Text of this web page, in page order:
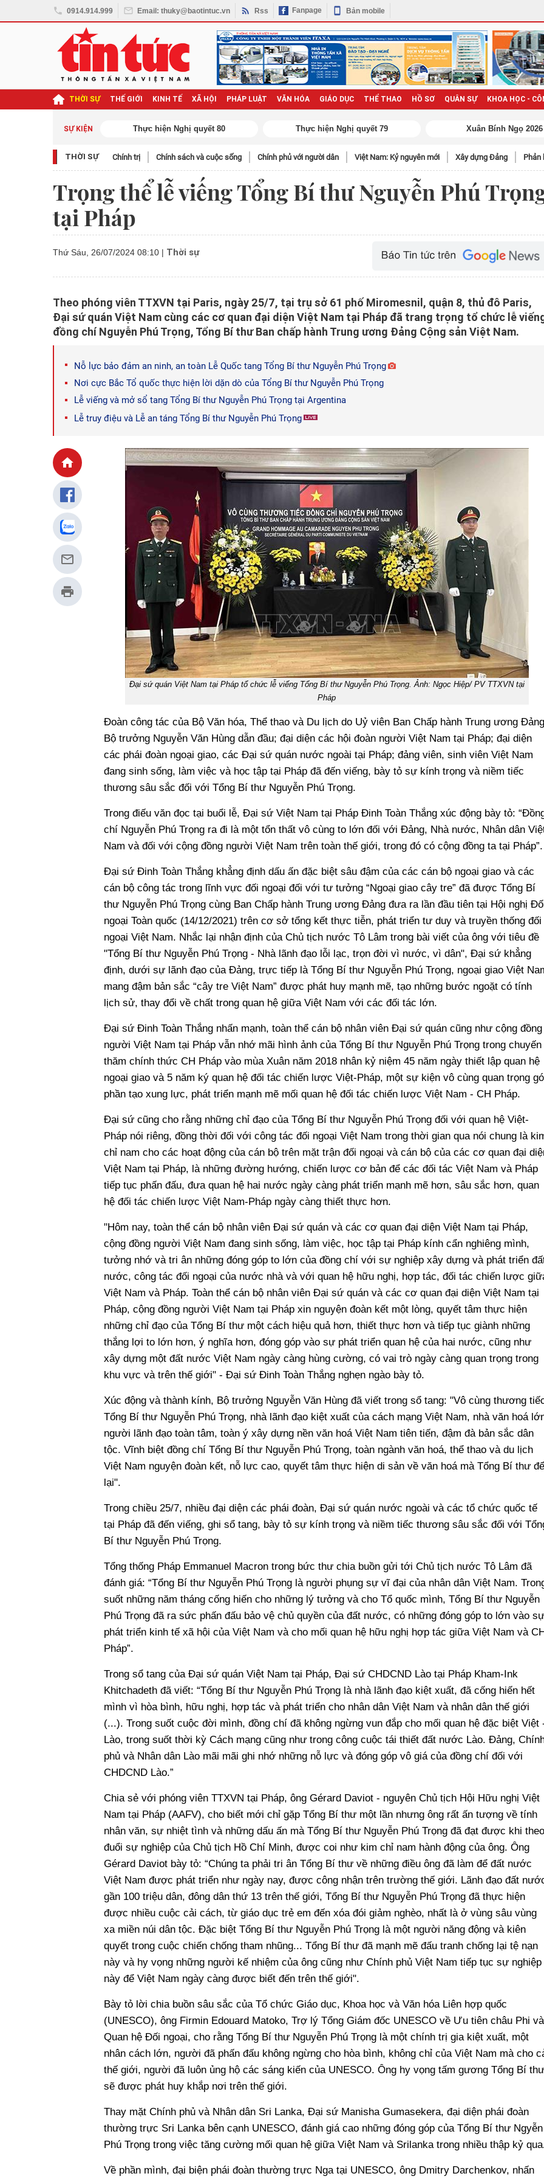
0914.914.999 Email: thuky@baotintuc.vn Rss Fanpage Bản mobile
THỜI SỰ THẾ GIỚI KINH TẾ XÃ HỘI PHÁP LUẬT VĂN HÓA GIÁO DỤC THỂ THAO HỒ SƠ QUÂN SỰ KHOA HỌC -
SỰ KIỆN
quyết Đại hội XIV
THỜI SỰ Chính trị Chính sách và cuộc sống Chính phủ với người dân Việt Nam: Kỷ nguyên mới Xây dựng Đảng Phản
Trọng thể lễ viếng Tổng Bí thư Nguyễn Phú
tại Pháp
Thứ Sáu, 26/07/2024 08:10 | Thời sự
Theo phóng viên TTXVN tại Paris, ngày 25/7, tại trụ sở 61 phố Miromesnil, quận 8, thủ đô Paris,
Đại sứ quán Việt Nam cùng các cơ quan đại diện Việt Nam tại Pháp đã trang trọng tổ chức lễ
đồng chí Nguyễn Phú Trọng, Tổng Bí thư Ban chấp hành Trung ương Đảng Cộng sản Việt Nam.
Nỗ lực bảo đảm an ninh, an toàn Lễ Quốc tang Tổng Bí thư Nguyễn Phú Trọng
Nơi cực Bắc Tổ quốc thực hiện lời dặn dò của Tổng Bí thư Nguyễn Phú Trọng
Lễ viếng và mở sổ tang Tổng Bí thư Nguyễn Phú Trọng tại Argentina
Lễ truy điệu và Lễ an táng Tổng Bí thư Nguyễn Phú Trọng
Đại sứ quán Việt Nam tại Pháp tổ chức lễ viếng Tổng Bí thư Nguyễn Phú Trọng. Ảnh: Ngọc Hiệp/ PV TTXVN tại
Pháp
Đoàn công tác của Bộ Văn hóa, Thể thao và Du lịch do Uỷ viên Ban Chấp hành Trung ương
Bộ trưởng Nguyễn Văn Hùng dẫn đầu; đại diện các hội đoàn người Việt Nam tại Pháp; đại diện
các phái đoàn ngoại giao, các Đại sứ quán nước ngoài tại Pháp; đảng viên, sinh viên Việt Nam
đang sinh sống, làm việc và học tập tại Pháp đã đến viếng, bày tỏ sự kính trọng và niềm tiếc
thương sâu sắc đối với Tổng Bí thư Nguyễn Phú Trọng.
Trong điếu văn đọc tại buổi lễ, Đại sứ Việt Nam tại Pháp Đinh Toàn Thắng xúc động bày tỏ:
chí Nguyễn Phú Trọng ra đi là một tổn thất vô cùng to lớn đối với Đảng, Nhà nước, Nhân dân
Nam và đối với cộng đồng người Việt Nam trên toàn thế giới, trong đó có cộng đồng ta tại Pháp”.
Đại sứ Đinh Toàn Thắng khẳng định dấu ấn đặc biệt sâu đậm của các cán bộ ngoại giao và các
cán bộ công tác trong lĩnh vực đối ngoại đối với tư tưởng “Ngoại giao cây tre” đã được Tổng Bí
thư Nguyễn Phú Trọng cùng Ban Chấp hành Trung ương Đảng đưa ra lần đầu tiên tại Hội nghị
ngoại Toàn quốc (14/12/2021) trên cơ sở tổng kết thực tiễn, phát triển tư duy và truyền thống đối
ngoại Việt Nam. Nhắc lại nhận định của Chủ tịch nước Tô Lâm trong bài viết của ông với tiêu đề
"Tổng Bí thư Nguyễn Phú Trọng - Nhà lãnh đạo lỗi lạc, trọn đời vì nước, vì dân", Đại sứ khẳng
định, dưới sự lãnh đạo của Đảng, trực tiếp là Tổng Bí thư Nguyễn Phú Trọng, ngoại giao Việt
mang đậm bản sắc “cây tre Việt Nam” được phát huy mạnh mẽ, tạo những bước ngoặt có tính
lịch sử, thay đổi về chất trong quan hệ giữa Việt Nam với các đối tác lớn.
Đại sứ Đinh Toàn Thắng nhấn mạnh, toàn thể cán bộ nhân viên Đại sứ quán cũng như cộng đồng
người Việt Nam tại Pháp vẫn nhớ mãi hình ảnh của Tổng Bí thư Nguyễn Phú Trọng trong chuyến
thăm chính thức CH Pháp vào mùa Xuân năm 2018 nhân kỷ niệm 45 năm ngày thiết lập quan hệ
ngoại giao và 5 năm ký quan hệ đối tác chiến lược Việt-Pháp, một sự kiện vô cùng quan trọng
phần tạo xung lực, phát triển mạnh mẽ mối quan hệ đối tác chiến lược Việt Nam - CH Pháp.
Đại sứ cũng cho rằng những chỉ đạo của Tổng Bí thư Nguyễn Phú Trọng đối với quan hệ Việt-
Pháp nói riêng, đồng thời đối với công tác đối ngoại Việt Nam trong thời gian qua nói chung là
chỉ nam cho các hoạt động của cán bộ trên mặt trận đối ngoại và cán bộ của các cơ quan đại
Việt Nam tại Pháp, là những đường hướng, chiến lược cơ bản để các đối tác Việt Nam và Pháp
tiếp tục phấn đấu, đưa quan hệ hai nước ngày càng phát triển mạnh mẽ hơn, sâu sắc hơn, quan
hệ đối tác chiến lược Việt Nam-Pháp ngày càng thiết thực hơn.
"Hôm nay, toàn thể cán bộ nhân viên Đại sứ quán và các cơ quan đại diện Việt Nam tại Pháp,
cộng đồng người Việt Nam đang sinh sống, làm việc, học tập tại Pháp kính cẩn nghiêng mình,
tưởng nhớ và tri ân những đóng góp to lớn của đồng chí với sự nghiệp xây dựng và phát triển
nước, công tác đối ngoại của nước nhà và với quan hệ hữu nghị, hợp tác, đối tác chiến lược
Việt Nam và Pháp. Toàn thể cán bộ nhân viên Đại sứ quán và các cơ quan đại diện Việt Nam tại
Pháp, cộng đồng người Việt Nam tại Pháp xin nguyện đoàn kết một lòng, quyết tâm thực hiện
những chỉ đạo của Tổng Bí thư một cách hiệu quả hơn, thiết thực hơn và tiếp tục giành những
thắng lợi to lớn hơn, ý nghĩa hơn, đóng góp vào sự phát triển quan hệ của hai nước, cũng như
xây dựng một đất nước Việt Nam ngày càng hùng cường, có vai trò ngày càng quan trọng trong
khu vực và trên thế giới" - Đại sứ Đinh Toàn Thắng nghẹn ngào bày tỏ.
Xúc động và thành kính, Bộ trưởng Nguyễn Văn Hùng đã viết trong sổ tang: "Vô cùng thương
Tổng Bí thư Nguyễn Phú Trọng, nhà lãnh đạo kiệt xuất của cách mạng Việt Nam, nhà văn hoá
người lãnh đạo toàn tâm, toàn ý xây dựng nền văn hoá Việt Nam tiên tiến, đậm đà bản sắc dân
tộc. Vĩnh biệt đồng chí Tổng Bí thư Nguyễn Phú Trọng, toàn ngành văn hoá, thể thao và du lịch
Việt Nam nguyện đoàn kết, nỗ lực cao, quyết tâm thực hiện di sản về văn hoá mà Tổng Bí thư để
lại".
Trong chiều 25/7, nhiều đại diện các phái đoàn, Đại sứ quán nước ngoài và các tổ chức quốc tế
tại Pháp đã đến viếng, ghi sổ tang, bày tỏ sự kính trọng và niềm tiếc thương sâu sắc đối với
Bí thư Nguyễn Phú Trọng.
Tổng thống Pháp Emmanuel Macron trong bức thư chia buồn gửi tới Chủ tịch nước Tô Lâm đã
đánh giá: “Tổng Bí thư Nguyễn Phú Trọng là người phụng sự vĩ đại của nhân dân Việt Nam.
suốt những năm tháng cống hiến cho những lý tưởng và cho Tổ quốc mình, Tổng Bí thư Nguyễn
Phú Trọng đã ra sức phấn đấu bảo vệ chủ quyền của đất nước, có những đóng góp to lớn vào sự
phát triển kinh tế xã hội của Việt Nam và cho mối quan hệ hữu nghị hợp tác giữa Việt Nam và
Pháp”.
Trong sổ tang của Đại sứ quán Việt Nam tại Pháp, Đại sứ CHDCND Lào tại Pháp Kham-Ink
Khitchadeth đã viết: “Tổng Bí thư Nguyễn Phú Trọng là nhà lãnh đạo kiệt xuất, đã cống hiến hết
mình vì hòa bình, hữu nghị, hợp tác và phát triển cho nhân dân Việt Nam và nhân dân thế giới
(...). Trong suốt cuộc đời mình, đồng chí đã không ngừng vun đắp cho mối quan hệ đặc biệt Việt
Lào, trong suốt thời kỳ Cách mạng cũng như trong công cuộc tái thiết đất nước Lào. Đảng,
phủ và Nhân dân Lào mãi mãi ghi nhớ những nỗ lực và đóng góp vô giá của đồng chí đối với
CHDCND Lào.”
Chia sẻ với phóng viên TTXVN tại Pháp, ông Gérard Daviot - nguyên Chủ tịch Hội Hữu nghị Việt
Nam tại Pháp (AAFV), cho biết mới chỉ gặp Tổng Bí thư một lần nhưng ông rất ấn tượng về tính
nhân văn, sự nhiệt tình và những dấu ấn mà Tổng Bí thư Nguyễn Phú Trọng đã đạt được khi theo
đuổi sự nghiệp của Chủ tịch Hồ Chí Minh, được coi như kim chỉ nam hành động của ông. Ông
Gérard Daviot bày tỏ: “Chúng ta phải tri ân Tổng Bí thư về những điều ông đã làm để đất nước
Việt Nam được phát triển như ngày nay, được công nhận trên trường thế giới. Lãnh đạo đất
gần 100 triệu dân, đông dân thứ 13 trên thế giới, Tổng Bí thư Nguyễn Phú Trọng đã thực hiện
được nhiều cuộc cải cách, từ giáo dục trẻ em đến xóa đói giảm nghèo, nhất là ở vùng sâu vùng
xa miền núi dân tộc. Đặc biệt Tổng Bí thư Nguyễn Phú Trọng là một người năng động và kiên
quyết trong cuộc chiến chống tham nhũng... Tổng Bí thư đã mạnh mẽ đấu tranh chống lại tệ nạn
này và hy vọng những người kế nhiệm của ông cũng như Chính phủ Việt Nam tiếp tục sự nghiệp
này để Việt Nam ngày càng được biết đến trên thế giới".
Bày tỏ lời chia buồn sâu sắc của Tổ chức Giáo dục, Khoa học và Văn hóa Liên hợp quốc
(UNESCO), ông Firmin Edouard Matoko, Trợ lý Tổng Giám đốc UNESCO về Ưu tiên châu Phi và
Quan hệ Đối ngoại, cho rằng Tổng Bí thư Nguyễn Phú Trọng là một chính trị gia kiệt xuất, một
nhân cách lớn, người đã phấn đấu không ngừng cho hòa bình, không chỉ của Việt Nam mà cho
thế giới, người đã luôn ủng hộ các sáng kiến của UNESCO. Ông hy vọng tấm gương Tổng Bí thư
sẽ được phát huy khắp nơi trên thế giới.
Thay mặt Chính phủ và Nhân dân Sri Lanka, Đại sứ Manisha Gumasekera, đại diện phái đoàn
thường trực Sri Lanka bên cạnh UNESCO, đánh giá cao những đóng góp của Tổng Bí thư Ngyễn
Phú Trọng trong việc tăng cường mối quan hệ giữa Việt Nam và Srilanka trong nhiều thập kỷ
Về phần mình, đại biện phái đoàn thường trực Nga tại UNESCO, ông Dmitry Darchenkov, nhấn